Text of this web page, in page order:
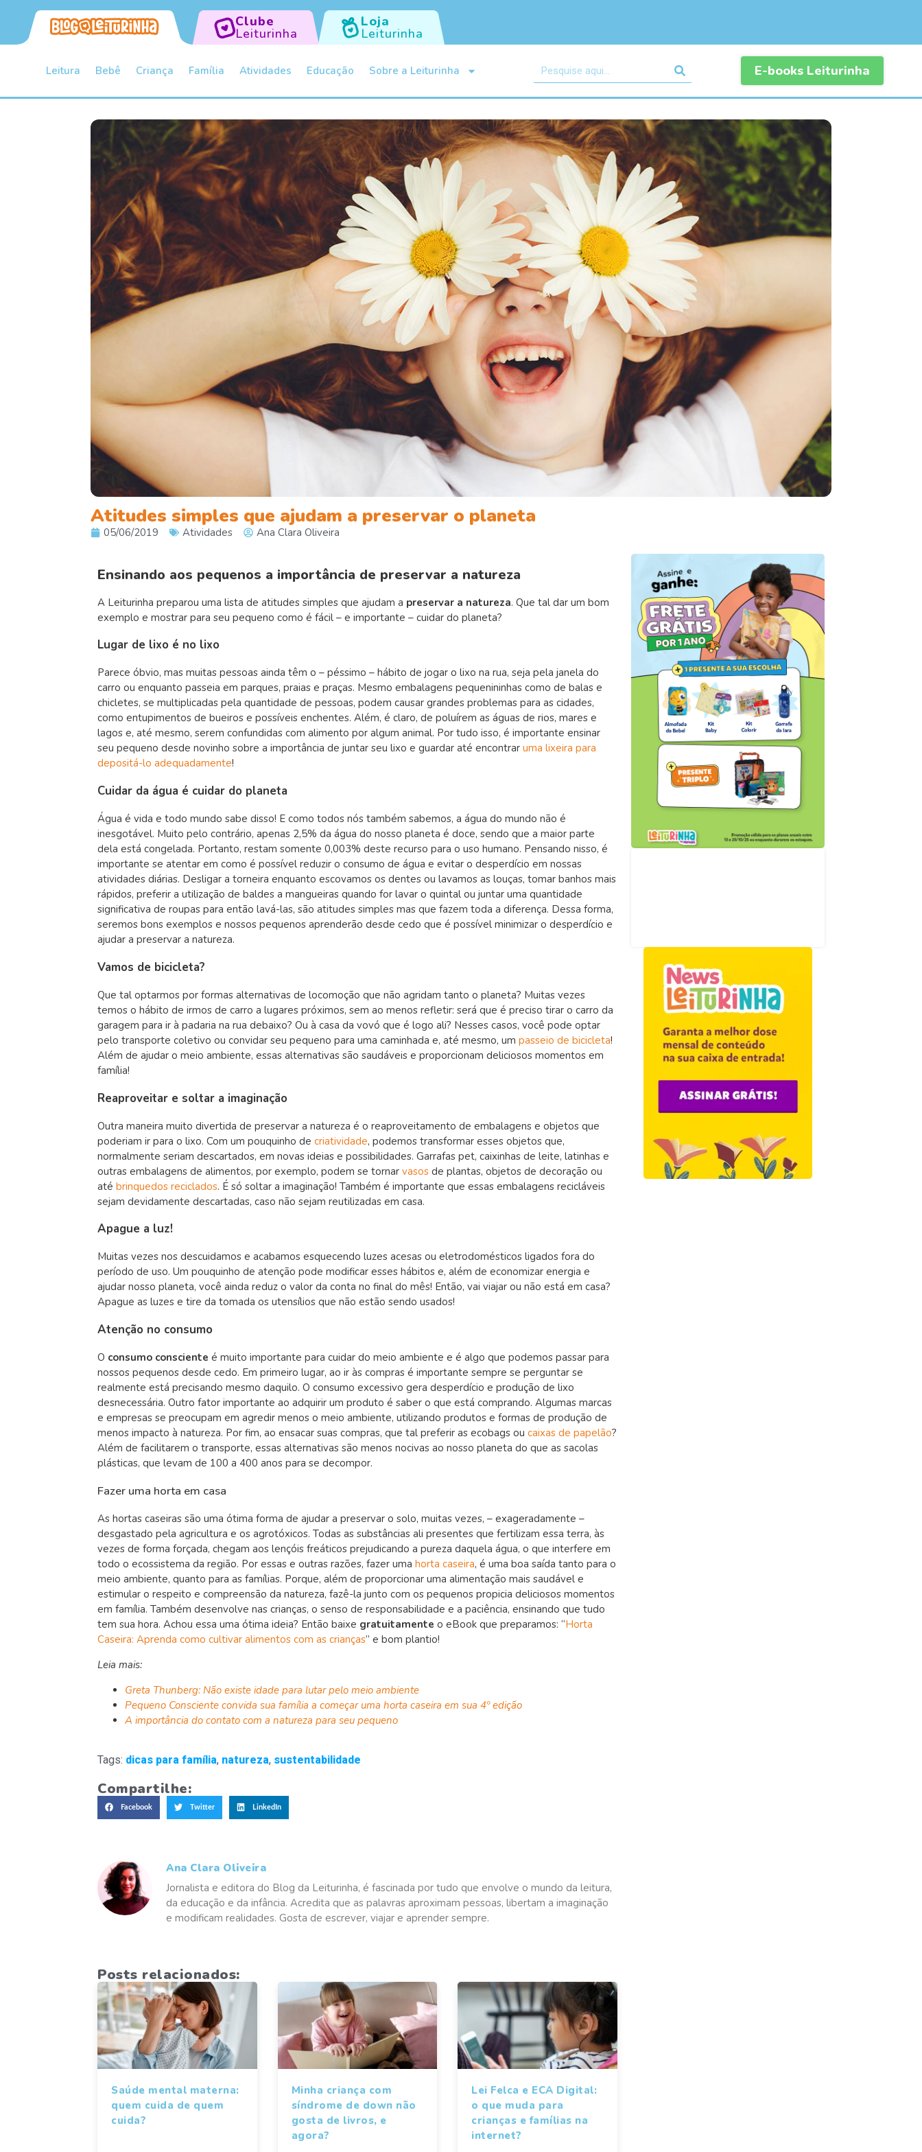
Clube
Leiturinha
Loja
Leiturinha
Leitura Bebê Criança Família Atividades Educação Sobre a Leiturinha E-books Leiturinha
Atitudes simples que ajudam a preservar o planeta
05/06/2019 Atividades Ana Clara Oliveira
Ensinando aos pequenos a importância de preservar a natureza
A Leiturinha preparou uma lista de atitudes simples que ajudam a preservar a natureza. Que tal dar um bom
exemplo e mostrar para seu pequeno como é fácil – e importante – cuidar do planeta?
Lugar de lixo é no lixo
Parece óbvio, mas muitas pessoas ainda têm o – péssimo – hábito de jogar o lixo na rua, seja pela janela do
carro ou enquanto passeia em parques, praias e praças. Mesmo embalagens pequenininhas como de balas e
chicletes, se multiplicadas pela quantidade de pessoas, podem causar grandes problemas para as cidades,
como entupimentos de bueiros e possíveis enchentes. Além, é claro, de poluírem as águas de rios, mares e
lagos e, até mesmo, serem confundidas com alimento por algum animal. Por tudo isso, é importante ensinar
seu pequeno desde novinho sobre a importância de juntar seu lixo e guardar até encontrar uma lixeira para
depositá-lo adequadamente!
Cuidar da água é cuidar do planeta
Água é vida e todo mundo sabe disso! E como todos nós também sabemos, a água do mundo não é
inesgotável. Muito pelo contrário, apenas 2,5% da água do nosso planeta é doce, sendo que a maior parte
dela está congelada. Portanto, restam somente 0,003% deste recurso para o uso humano. Pensando nisso, é
importante se atentar em como é possível reduzir o consumo de água e evitar o desperdício em nossas
atividades diárias. Desligar a torneira enquanto escovamos os dentes ou lavamos as louças, tomar banhos mais
rápidos, preferir a utilização de baldes a mangueiras quando for lavar o quintal ou juntar uma quantidade
significativa de roupas para então lavá-las, são atitudes simples mas que fazem toda a diferença. Dessa forma,
seremos bons exemplos e nossos pequenos aprenderão desde cedo que é possível minimizar o desperdício e
ajudar a preservar a natureza.
Vamos de bicicleta?
Que tal optarmos por formas alternativas de locomoção que não agridam tanto o planeta? Muitas vezes
temos o hábito de irmos de carro a lugares próximos, sem ao menos refletir: será que é preciso tirar o carro da
garagem para ir à padaria na rua debaixo? Ou à casa da vovó que é logo ali? Nesses casos, você pode optar
pelo transporte coletivo ou convidar seu pequeno para uma caminhada e, até mesmo, um passeio de bicicleta!
Além de ajudar o meio ambiente, essas alternativas são saudáveis e proporcionam deliciosos momentos em
família!
Reaproveitar e soltar a imaginação
Outra maneira muito divertida de preservar a natureza é o reaproveitamento de embalagens e objetos que
poderiam ir para o lixo. Com um pouquinho de criatividade, podemos transformar esses objetos que,
normalmente seriam descartados, em novas ideias e possibilidades. Garrafas pet, caixinhas de leite, latinhas e
outras embalagens de alimentos, por exemplo, podem se tornar vasos de plantas, objetos de decoração ou
até brinquedos reciclados. É só soltar a imaginação! Também é importante que essas embalagens recicláveis
sejam devidamente descartadas, caso não sejam reutilizadas em casa.
Apague a luz!
Muitas vezes nos descuidamos e acabamos esquecendo luzes acesas ou eletrodomésticos ligados fora do
período de uso. Um pouquinho de atenção pode modificar esses hábitos e, além de economizar energia e
ajudar nosso planeta, você ainda reduz o valor da conta no final do mês! Então, vai viajar ou não está em casa?
Apague as luzes e tire da tomada os utensílios que não estão sendo usados!
Atenção no consumo
O consumo consciente é muito importante para cuidar do meio ambiente e é algo que podemos passar para
nossos pequenos desde cedo. Em primeiro lugar, ao ir às compras é importante sempre se perguntar se
realmente está precisando mesmo daquilo. O consumo excessivo gera desperdício e produção de lixo
desnecessária. Outro fator importante ao adquirir um produto é saber o que está comprando. Algumas marcas
e empresas se preocupam em agredir menos o meio ambiente, utilizando produtos e formas de produção de
menos impacto à natureza. Por fim, ao ensacar suas compras, que tal preferir as ecobags ou caixas de papelão?
Além de facilitarem o transporte, essas alternativas são menos nocivas ao nosso planeta do que as sacolas
plásticas, que levam de 100 a 400 anos para se decompor.
Fazer uma horta em casa
As hortas caseiras são uma ótima forma de ajudar a preservar o solo, muitas vezes, – exageradamente –
desgastado pela agricultura e os agrotóxicos. Todas as substâncias ali presentes que fertilizam essa terra, às
vezes de forma forçada, chegam aos lençóis freáticos prejudicando a pureza daquela água, o que interfere em
todo o ecossistema da região. Por essas e outras razões, fazer uma horta caseira, é uma boa saída tanto para o
meio ambiente, quanto para as famílias. Porque, além de proporcionar uma alimentação mais saudável e
estimular o respeito e compreensão da natureza, fazê-la junto com os pequenos propicia deliciosos momentos
em família. Também desenvolve nas crianças, o senso de responsabilidade e a paciência, ensinando que tudo
tem sua hora. Achou essa uma ótima ideia? Então baixe gratuitamente o eBook que preparamos: “Horta
Caseira: Aprenda como cultivar alimentos com as crianças” e bom plantio!
Leia mais:
Greta Thunberg: Não existe idade para lutar pelo meio ambiente
Pequeno Consciente convida sua família a começar uma horta caseira em sua 4º edição
A importância do contato com a natureza para seu pequeno
Tags: dicas para família, natureza, sustentabilidade
Compartilhe:
Facebook Twitter LinkedIn
Ana Clara Oliveira
Jornalista e editora do Blog da Leiturinha, é fascinada por tudo que envolve o mundo da leitura,
da educação e da infância. Acredita que as palavras aproximam pessoas, libertam a imaginação
e modificam realidades. Gosta de escrever, viajar e aprender sempre.
Posts relacionados:
Saúde mental materna:
quem cuida de quem
cuida?
Minha criança com
síndrome de down não
gosta de livros, e
agora?
Lei Felca e ECA Digital:
o que muda para
crianças e famílias na
internet?